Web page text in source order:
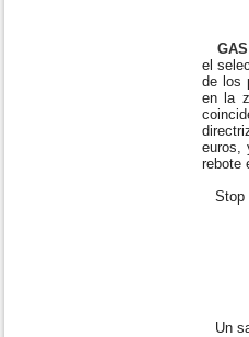
el
de los
en la
euros,
rebote
Stop
Un